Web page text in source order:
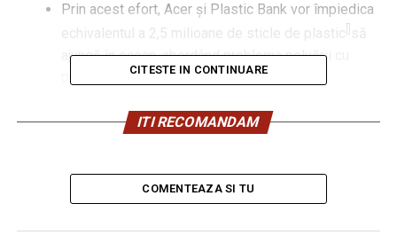
Prin acest efort, Acer și Plastic Bank vor împiedica
echivalentul a 2,5 milioane de sticle de plastic
să
ajungă în ocean, abordând problema poluării cu
comunităților subdezvoltate, permițând locuitorilor
schimbul unor venituri, bunuri și servicii care să le
susțină mijloacele de trai.
Ca unecou al temei din acest an a Zilei Pământului,
CITESTE IN CONTINUARE
ITI RECOMANDAM
COMENTEAZA SI TU